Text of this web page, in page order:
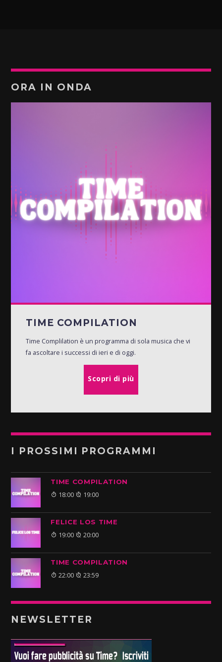
ORA IN ONDA
TIME COMPILATION
Time Complilation è un programma di sola musica che vi
fa ascoltare i successi di ieri e di oggi.
Scopri di più
I PROSSIMI PROGRAMMI
TIME COMPILATION
18:00 19:00
FELICE LOS TIME
19:00 20:00
TIME COMPILATION
22:00 23:59
NEWSLETTER